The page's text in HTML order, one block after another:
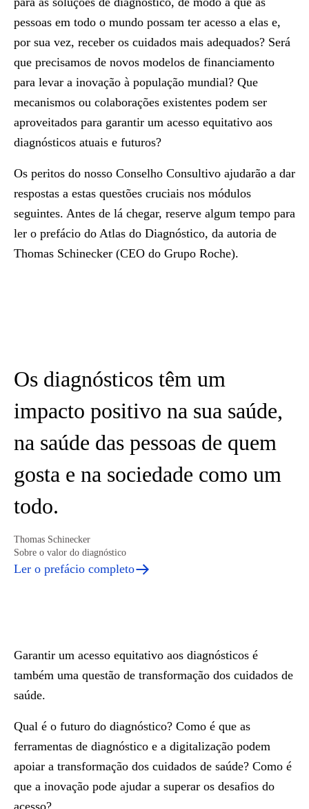
pessoas em todo o mundo possam ter acesso a elas e,
por sua vez, receber os cuidados mais adequados? Será
que precisamos de novos modelos de financiamento
para levar a inovação à população mundial? Que
mecanismos ou colaborações existentes podem ser
aproveitados para garantir um acesso equitativo aos
diagnósticos atuais e futuros?
Os peritos do nosso Conselho Consultivo ajudarão a dar
respostas a estas questões cruciais nos módulos
seguintes. Antes de lá chegar, reserve algum tempo para
ler o prefácio do Atlas do Diagnóstico, da autoria de
Thomas Schinecker (CEO do Grupo Roche).
Os diagnósticos têm um
impacto positivo na sua saúde,
na saúde das pessoas de quem
gosta e na sociedade como um
todo.
Thomas Schinecker
Sobre o valor do diagnóstico
Ler o prefácio completo
Garantir um acesso equitativo aos diagnósticos é
também uma questão de transformação dos cuidados de
saúde.
Qual é o futuro do diagnóstico? Como é que as
ferramentas de diagnóstico e a digitalização podem
apoiar a transformação dos cuidados de saúde? Como é
que a inovação pode ajudar a superar os desafios do
acesso?